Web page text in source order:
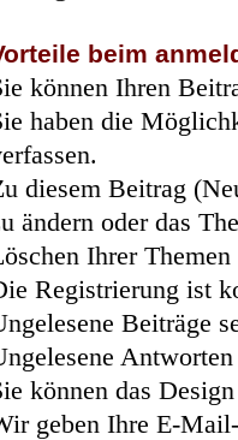
beim
können Ihren
haben die
diesem Beitrag
ändern oder das
Ihrer
Registrierung ist
Beiträge
können das
geben Ihre E-